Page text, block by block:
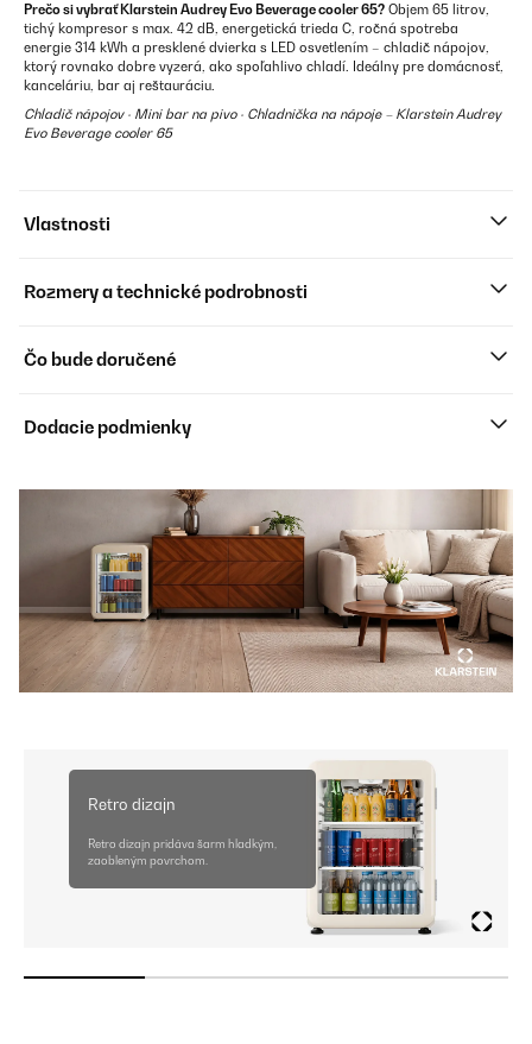
Prečo si vybrať Klarstein Audrey Evo Beverage cooler 65? Objem 65 litrov,
tichý kompresor s max. 42 dB, energetická trieda C, ročná spotreba
energie 314 kWh a presklené dvierka s LED osvetlením – chladič nápojov,
ktorý rovnako dobre vyzerá, ako spoľahlivo chladí. Ideálny pre domácnosť,
kanceláriu, bar aj reštauráciu.
Chladič nápojov · Mini bar na pivo · Chladnička na nápoje – Klarstein Audrey
Evo Beverage cooler 65
Vlastnosti
Rozmery a technické podrobnosti
Čo bude doručené
Dodacie podmienky
Retro dizajn
Retro dizajn pridáva šarm hladkým,
zaobleným povrchom.